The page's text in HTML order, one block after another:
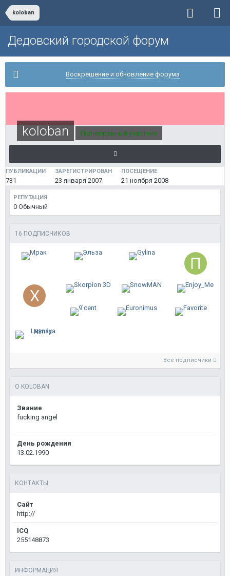
koloban
Дедовский городской форум
Воскрешение и обновление форума
koloban Полноправный участник
ПУБЛИКАЦИИ
731
ЗАРЕГИСТРИРОВАН
23 января 2007
ПОСЕЩЕНИЕ
21 ноября 2008
РЕПУТАЦИЯ
0 Обычный
16 ПОДПИСЧИКОВ
Все подписчики
О KOLOBAN
Звание
fucking angel
День рождения
13.02.1990
КОНТАКТЫ
Сайт
http://
ICQ
255148873
ИНФОРМАЦИЯ